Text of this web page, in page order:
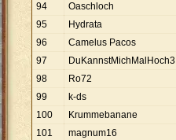
94
Oaschloch
95
Hydrata
96
Camelus Pacos
97
DuKannstMichMalHoch3
98
Ro72
99
k-ds
100
Krummebanane
101
magnum16